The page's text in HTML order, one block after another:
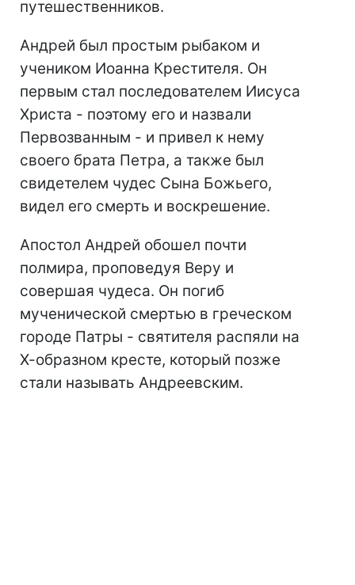
путешественников.
Андрей был простым рыбаком и
учеником Иоанна Крестителя. Он
первым стал последователем Иисуса
Христа - поэтому его и назвали
Первозванным - и привел к нему
своего брата Петра, а также был
свидетелем чудес Сына Божьего,
видел его смерть и воскрешение.
Апостол Андрей обошел почти
полмира, проповедуя Веру и
совершая чудеса. Он погиб
мученической смертью в греческом
городе Патры - святителя распяли на
Х-образном кресте, который позже
стали называть Андреевским.